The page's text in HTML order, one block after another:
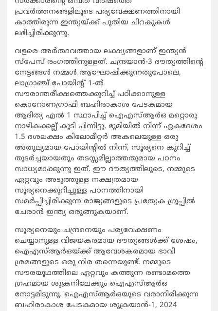
പ്രവര്‍ത്തനങ്ങളിലൂടെ പര്യവേക്ഷണത്തിനായി
കാത്തിരുന്ന ഇന്ത്യയ്ക്ക് പുതിയ ചിറകുകള്‍
ലഭിച്ചിരിക്കുന്നു.
വളരെ അര്‍ത്ഥവത്തായ ലക്ഷ്യങ്ങളാണ് ഇന്ത്യന്‍
സ്‌പേസ് രംഗത്തിനുള്ളത്. ചന്ദ്രയാന്‍-3 ദൗത്യത്തിന്റെ
നേട്ടങ്ങള്‍ നമ്മള്‍ ആഘോഷിക്കുന്നതുപോലെ,
ലാഗ്രാഞ്ച് പോയിന്റ് 1-ല്‍
സൗരാന്തരീക്ഷത്തെക്കുറിച്ച് പഠിക്കാനുള്ള
കൊറോണഗ്രാഫി ബഹിരാകാശ പേടകമായ
ആദിത്യ എല്‍ 1 സ്ഥാപിച്ച് ഐഎസ്ആര്‍ഒ മറ്റൊരു
നാഴികക്കല്ല് കൂടി പിന്നിട്ടു. ഭൂമിയില്‍ നിന്ന് ഏകദേശം
1.5 ദശലക്ഷം കിലോമീറ്റര്‍ അകലെയുള്ള ഒരു
അതുല്യമായ പോയിന്റില്‍ നിന്ന്, സൂര്യനെ കുറിച്ച്
തുടര്‍ച്ചയായതും തടസ്സമില്ലാത്തതുമായ പഠനം
സാധ്യമാക്കുന്നു ഇത്. ഈ ദൗത്യത്തിലൂടെ, നമ്മുടെ
ഏറ്റവും അടുത്തുള്ള നക്ഷത്രമായ
സൂര്യനെക്കുറിച്ചുള്ള പഠനത്തിനായി
സമര്‍പ്പിച്ചിരിക്കുന്ന രാജ്യങ്ങളുടെ പ്രത്യേക ഗ്രൂപ്പില്‍
ചേരാന്‍ ഇന്ത്യ ഒരുങ്ങുകയാണ്.
സൂര്യനെയും ചന്ദ്രനെയും പര്യവേക്ഷണം
ചെയ്യാനുള്ള വിജയകരമായ ദൗത്യങ്ങള്‍ക്ക് ശേഷം,
ഐഎസ്ആര്‍ഒയ്ക്ക് ആവേശകരമായ ഭാവി
ശ്രമങ്ങളുടെ ഒരു നിര തന്നെയുണ്ട്. നമ്മുടെ
സൗരയൂഥത്തിലെ ഏറ്റവും കത്തുന്ന രണ്ടാമത്തെ
ഗ്രഹമായ ശുക്രനിലേക്കും ഐഎസ്ആര്‍ഒ
നോട്ടമിടുന്നു. ഐഎസ്ആര്‍ഒയുടെ വരാനിരിക്കുന്ന
ബഹിരാകാശ പേടകമായ ശുക്രയാന്‍-1, 2024